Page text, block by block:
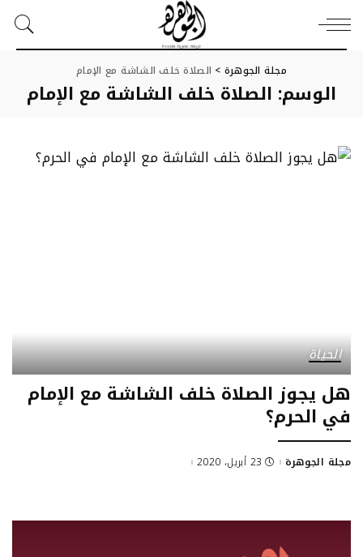
مجلة الجوهرة > الصلاة خلف الشاشة مع الإمام
الوسم: الصلاة خلف الشاشة مع الإمام
الحياة
هل يجوز الصلاة خلف الشاشة مع الإمام
في الحرم؟
مجلة الجوهرة 23 أبريل، 2020